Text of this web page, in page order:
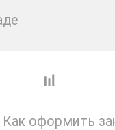
Как оформить